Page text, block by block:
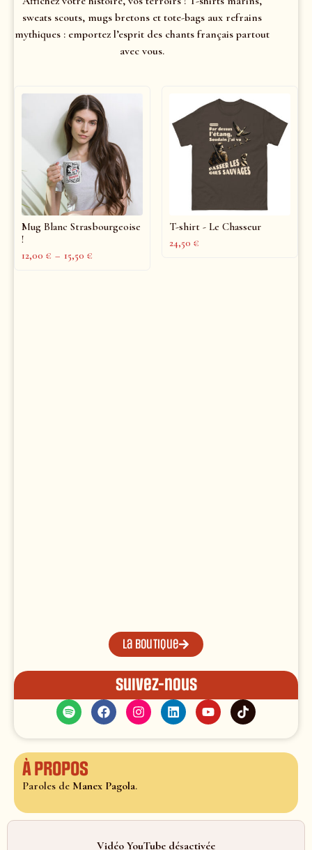
sweats scouts, mugs bretons et tote-bags aux refrains
mythiques : emportez l’esprit des chants français partout
avec vous.
Mug Blanc Strasbourgeoise
!
12,00 € – 15,50 €
T-shirt - Le Chasseur
24,50 €
La boutique
Suivez-nous
À propos
Paroles de Manex Pagola.
Vidéo YouTube désactivée